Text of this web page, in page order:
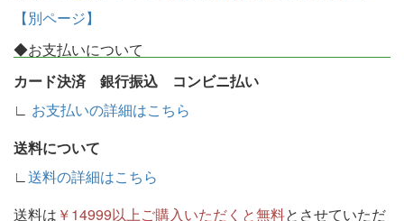
【別ページ】
◆お支払いについて
カード決済 銀行振込 コンビニ払い
∟ お支払いの詳細はこちら
送料について
∟送料の詳細はこちら
送料は ￥14999以上ご購入いただくと無料とさせていただ